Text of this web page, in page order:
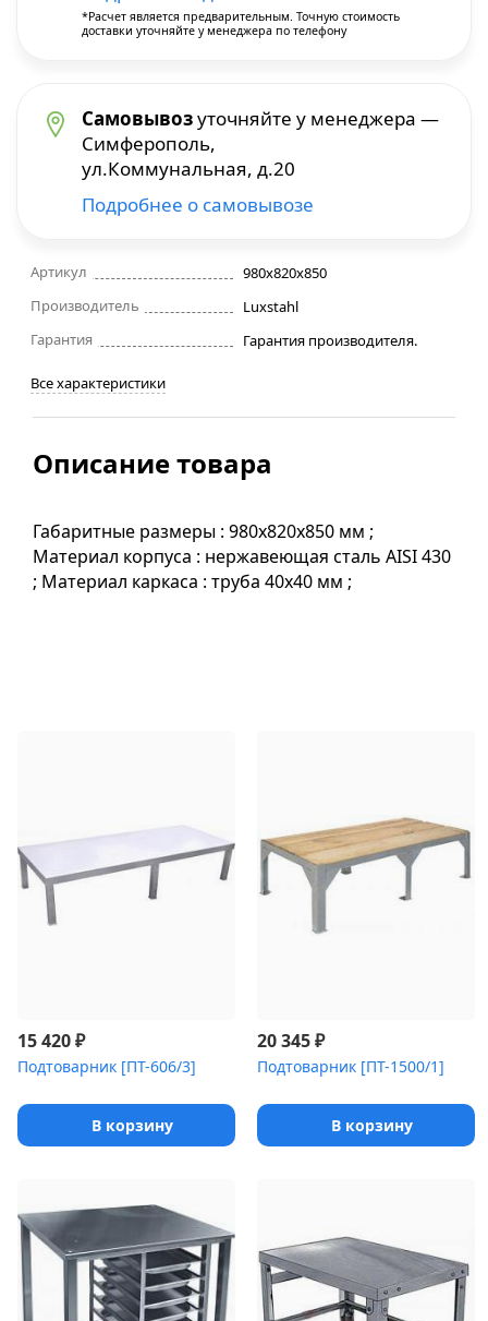
Артикул
980х820х850
Производитель
Luxstahl
Гарантия
Гарантия производителя.
Все характеристики
*Расчет является предварительным. Точную стоимость
доставки уточняйте у менеджера по телефону
Самовывозуточняйте у менеджера —
Симферополь,
ул.Коммунальная, д.20
Подробнее о самовывозе
Описание товара
Габаритные размеры : 980х820х850 мм ;
Материал корпуса : нержавеющая сталь AISI 430
; Материал каркаса : труба 40x40 мм ;
15 420₽
Подтоварник [ПТ-606/3]
В корзину
20 345₽
Подтоварник [ПТ-1500/1]
В корзину
Строительные фены
Фрезеры
Штроборезы
Шуруповерты и электроотвертки
Электролобзики
Электрорубанки